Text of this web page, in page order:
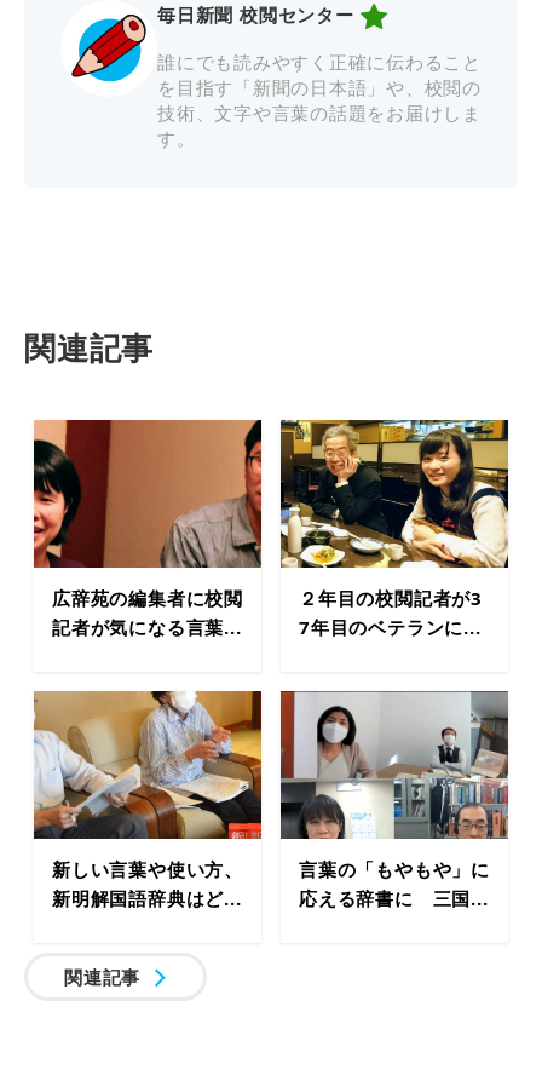
毎日新聞 校閲センター
誰にでも読みやすく正確に伝わること
を目指す「新聞の日本語」や、校閲の
技術、文字や言葉の話題をお届けしま
す。
関連記事
広辞苑の編集者に校閲
記者が気になる言葉...
２年目の校閲記者が3
7年目のベテランに...
新しい言葉や使い方、
新明解国語辞典はど...
言葉の「もやもや」に
応える辞書に 三国...
関連記事